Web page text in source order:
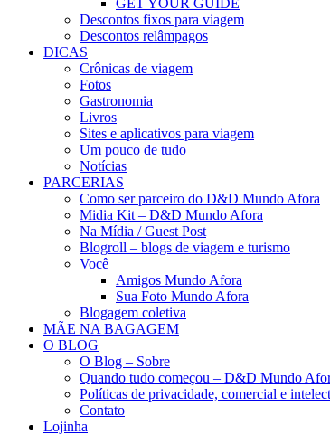
GET YOUR GUIDE
Descontos fixos para viagem
Descontos relâmpagos
DICAS
Crônicas de viagem
Fotos
Gastronomia
Livros
Sites e aplicativos para viagem
Um pouco de tudo
Notícias
PARCERIAS
Como ser parceiro do D&D Mundo Afora
Midia Kit – D&D Mundo Afora
Na Mídia / Guest Post
Blogroll – blogs de viagem e turismo
Você
Amigos Mundo Afora
Sua Foto Mundo Afora
Blogagem coletiva
MÃE NA BAGAGEM
O BLOG
O Blog – Sobre
Quando tudo começou – D&D Mundo
Políticas de privacidade, comercial e
Contato
Lojinha